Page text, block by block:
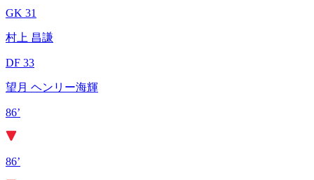
GK 31
村上 昌謙
DF 33
望月 ヘンリー海輝
86’
86’